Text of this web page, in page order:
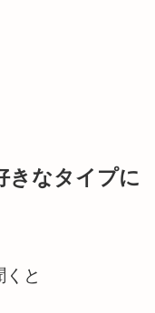
きなタイプに
と